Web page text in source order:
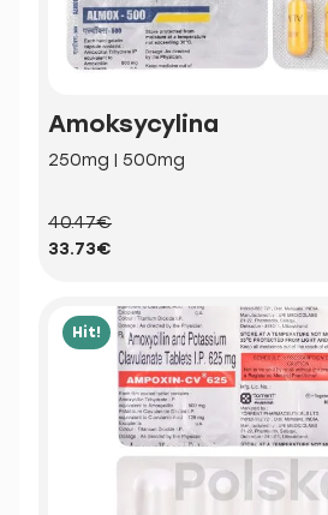
Amoksycylina
250mg | 500mg
40.47€
33.73€
Hit!